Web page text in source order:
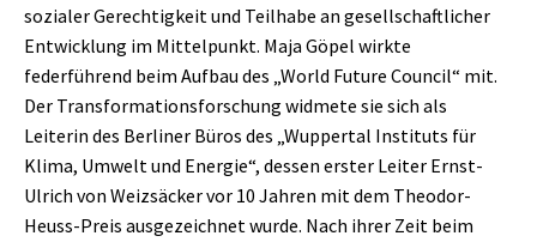
sozialer Gerechtigkeit und Teilhabe an gesellschaftlicher
Entwicklung im Mittelpunkt. Maja Göpel wirkte
federführend beim Aufbau des „World Future Council“ mit.
Der Transformationsforschung widmete sie sich als
Leiterin des Berliner Büros des „Wuppertal Instituts für
Klima, Umwelt und Energie“, dessen erster Leiter Ernst-
Ulrich von Weizsäcker vor 10 Jahren mit dem Theodor-
Heuss-Preis ausgezeichnet wurde. Nach ihrer Zeit beim